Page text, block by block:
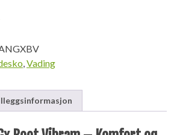
,Vading